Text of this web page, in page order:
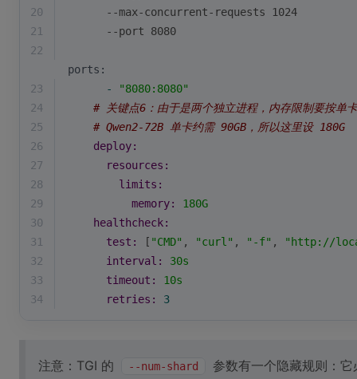
20
      --max-concurrent-requests 1024
21
      --port 8080
22
ports:
23
-
"8080:8080"
24
# 关键点6：由于是两个独立进程，内存限制要按
25
# Qwen2-72B 单卡约需 90GB，所以这里设 180G
26
deploy:
27
resources:
28
limits:
29
memory:
180G
30
healthcheck:
31
test: [ "CMD" , "curl" , "-f" ,
"http://
32
interval:
30s
33
timeout:
10s
34
retries: 3
注意：TGI 的 --num-shard 参数有一个隐藏规则：